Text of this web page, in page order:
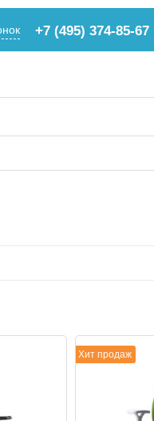
+7 (495) 374-85-67
Хит продаж